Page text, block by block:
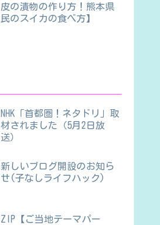
皮の漬物の作り方！熊本県
民のスイカの食べ方】
NHK「首都圏！ネタドリ」取
材されました（5月2日放
送）
新しいブログ開設のお知ら
せ(子なしライフハック)
ZIP【ご当地テーマパー